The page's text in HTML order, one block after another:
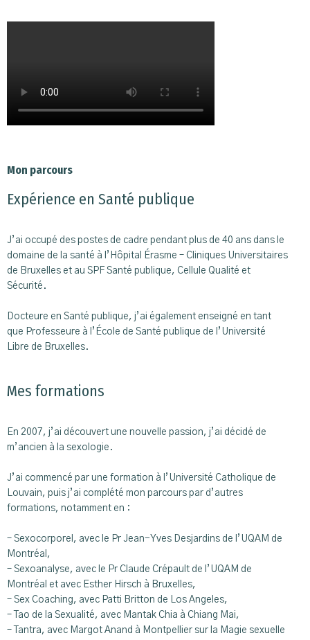
Mon parcours
Expérience en Santé publique
J’ai occupé des postes de cadre pendant plus de 40 ans dans le
domaine de la santé à l’Hôpital Érasme – Cliniques Universitaires
de Bruxelles et au SPF Santé publique, Cellule Qualité et
Sécurité.
Docteure en Santé publique, j’ai également enseigné en tant
que Professeure à l’École de Santé publique de l’Université
Libre de Bruxelles.
Mes formations
En 2007, j’ai découvert une nouvelle passion, j’ai décidé de
m’ancien à la sexologie.
J’ai commencé par une formation à l’Université Catholique de
Louvain, puis j’ai complété mon parcours par d’autres
formations, notamment en :
– Sexocorporel, avec le Pr Jean-Yves Desjardins de l’UQAM de
Montréal,
– Sexoanalyse, avec le Pr Claude Crépault de l’UQAM de
Montréal et avec Esther Hirsch à Bruxelles,
– Sex Coaching, avec Patti Britton de Los Angeles,
– Tao de la Sexualité, avec Mantak Chia à Chiang Mai,
– Tantra, avec Margot Anand à Montpellier sur la Magie sexuelle